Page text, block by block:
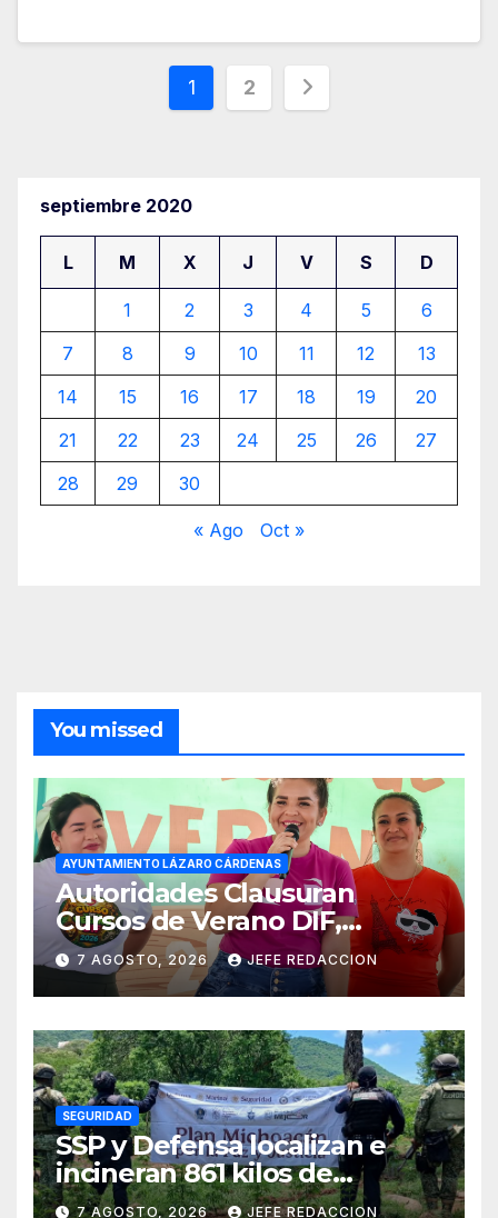
Paginación
1 2
septiembre 2020
L M X J V S D
1 2 3 4 5
6
7
8 9 10 11 12
13
14
15 16 17 18 19
20
21
22 23 24 25 26
27
28
29 30
« Ago Oct »
You missed
AYUNTAMIENTO LÁZARO CÁRDENAS
Autoridades Clausuran
Cursos de Verano DIF,
Seguridad Pública y Casa de
Cultura 2026
7 AGOSTO, 2026 JEFE REDACCION
SEGURIDAD
SSP y Defensa localizan e
incineran 861 kilos de
marihuana en Huetamo
7 AGOSTO, 2026 JEFE REDACCION